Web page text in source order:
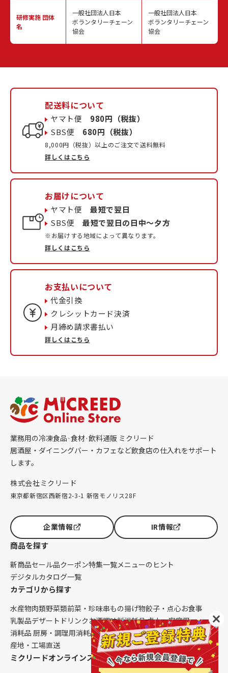
研修実施 団体
名
一般社団法人日本
ボランタリーチェーン
協会
一般社団法人日本
ボランタリーチェーン
協会
配送料について
ヤマト便 980円（税抜）
SBS便 680円（税抜）
8,000円（税抜）以上のご注文で送料無料
詳しくはこちら
お届けについて
ヤマト便最短で翌日
SBS便最短で翌日の日中〜夕方
※お届けする地域によって異なります。
詳しくはこちら
お支払いについて
代金引換
クレシットカード決済
月締め請求書払い
詳しくはこちら
業務用の冷凍食品·食材·飲料通販 ミクリード
居酒屋・ダイニングバー・カフェなど飲食店の仕入れをサポート
します。
株式会社ミクリード
東京都新宿区西新宿2-3-1 新宿モノリス28F
企業情報 IR情報
商品を探す
新商品セール品クーポン特集一覧メニューのヒント
デジタルカタログ一覧
カテゴリから探す
水産物肉類野菜類前菜・珍味串もの揚げ物餃子・点心お食事
乳製品デザート ドリンク お酒調味料消耗品 卓上・客席用
消耗品 厨房・調理用消耗品 クレンリネス生鮮品（配送便限定）
産地・工場直送
ミクリードオンラインストアについて